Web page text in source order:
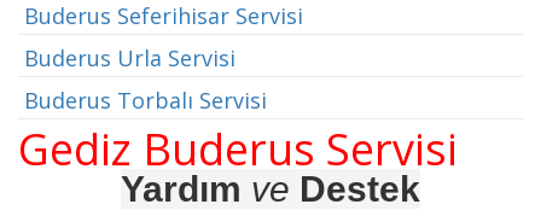
Buderus Seferihisar Servisi
Buderus Urla Servisi
Buderus Torbalı Servisi
Gediz Buderus Servisi
Yardım ve Destek